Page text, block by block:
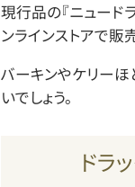
現行品の『ニュード
ンラインストアで販
バーキンやケリーほ
いでしょう。
ドラ